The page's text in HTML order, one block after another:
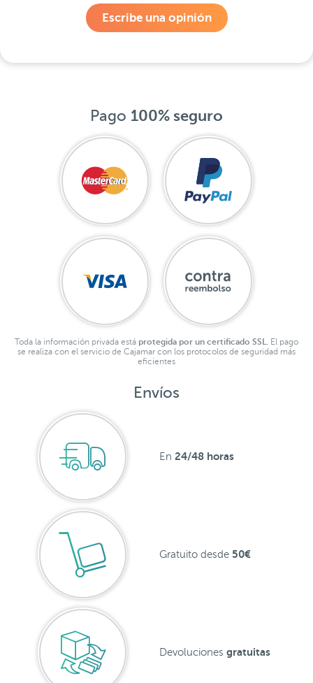
Escribe una opinión
Pago 100% seguro
Toda la información privada está protegida por un certificado SSL.
El pago
se realiza con el servicio de Cajamar con los protocolos de seguridad más
eficientes
Envíos
En 24/48 horas
Gratuito desde 50€
Devoluciones gratuitas